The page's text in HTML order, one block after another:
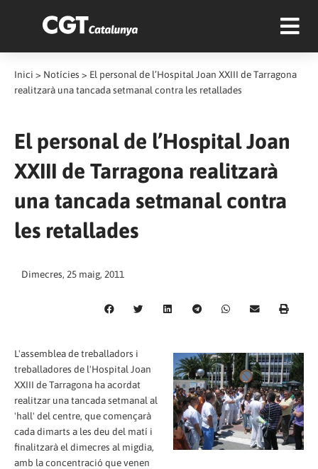
Inici > Notícies > El personal de l’Hospital Joan XXIII de Tarragona
realitzarà una tancada setmanal contra les retallades
El personal de l’Hospital Joan
XXIII de Tarragona realitzarà
una tancada setmanal contra
les retallades
Dimecres, 25 maig, 2011
L'assemblea de treballadors i
treballadores de l'Hospital Joan
XXIII de Tarragona ha acordat
realitzar una tancada setmanal al
'hall' del centre, que començarà
cada dimarts a les deu del matí i
finalitzarà el dimecres al migdia,
amb la concentració que venen